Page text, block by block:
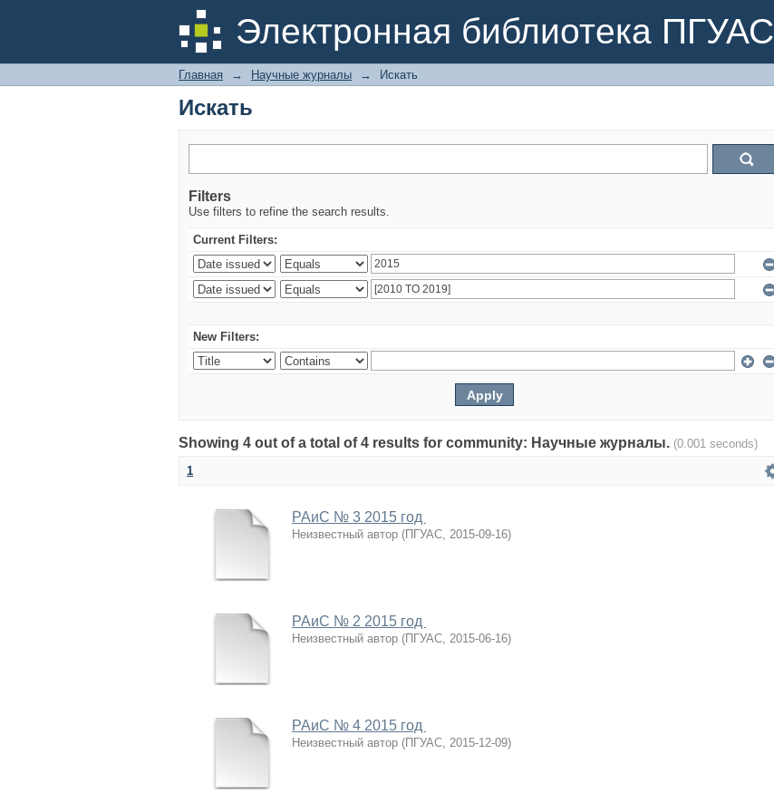
Электронная библиотека ПГУАС
Искать
Главная → Научные журналы → Искать
Искать
Filters
Use filters to refine the search results.
Current Filters:
New Filters:
Showing 4 out of a total of 4 results for community: Научные журналы. (0.001 seconds)
1
РАиС № 3 2015 год
Неизвестный автор (ПГУАС, 2015-09-16)
РАиС № 2 2015 год
Неизвестный автор (ПГУАС, 2015-06-16)
РАиС № 4 2015 год
Неизвестный автор (ПГУАС, 2015-12-09)